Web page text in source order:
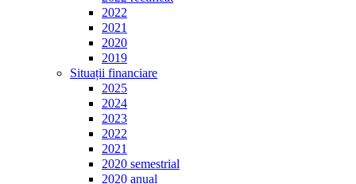
2022
2021
2020
2019
Situații financiare
2025
2024
2023
2022
2021
2020 semestrial
2020 anual